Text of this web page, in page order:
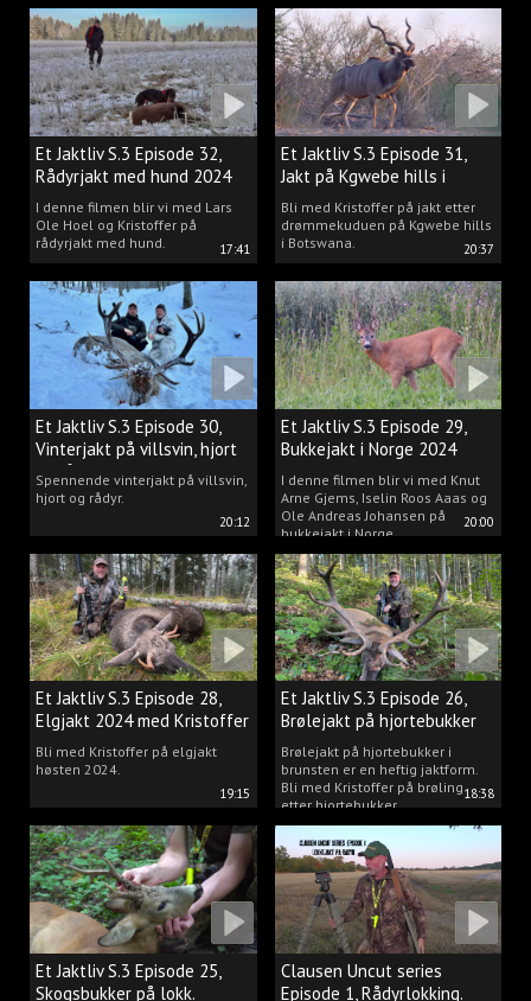
målet vårt er å gjøre den
drømmen til virkelighet.
17:41
Et Jaktliv S.3 Episode 32,
Rådyrjakt med hund 2024
I denne filmen blir vi med Lars
Ole Hoel og Kristoffer på
rådyrjakt med hund.
20:37
Et Jaktliv S.3 Episode 31,
Jakt på Kgwebe hills i
Botswana
Bli med Kristoffer på jakt etter
drømmekuduen på Kgwebe hills
i Botswana.
20:12
Et Jaktliv S.3 Episode 30,
Vinterjakt på villsvin, hjort
og rådyr.
Spennende vinterjakt på villsvin,
hjort og rådyr.
20:00
Et Jaktliv S.3 Episode 29,
Bukkejakt i Norge 2024
I denne filmen blir vi med Knut
Arne Gjems, Iselin Roos Aaas og
Ole Andreas Johansen på
bukkejakt i Norge.
19:15
Et Jaktliv S.3 Episode 28,
Elgjakt 2024 med Kristoffer
Clausen
Bli med Kristoffer på elgjakt
høsten 2024.
18:38
Et Jaktliv S.3 Episode 26,
Brølejakt på hjortebukker
med Kristoffer Clausen
Brølejakt på hjortebukker i
brunsten er en heftig jaktform.
Bli med Kristoffer på brøling
etter hjortebukker.
Et Jaktliv S.3 Episode 25,
Skogsbukker på lokk.
Clausen Uncut series
Episode 1, Rådyrlokking.